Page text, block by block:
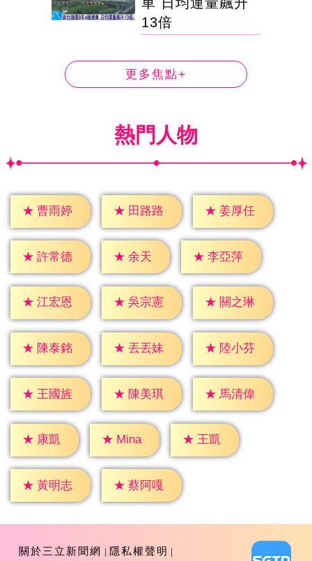
13倍
更多焦點+
熱門人物
★ 曹雨婷 ★ 田路路 ★ 姜厚任
★ 許常德 ★ 余天 ★ 李亞萍
★ 江宏恩 ★ 吳宗憲 ★ 關之琳
★ 陳泰銘 ★ 丟丟妹 ★ 陸小芬
★ 王國旌 ★ 陳美琪 ★ 馬清偉
★ 康凱 ★ Mina ★ 王凱
★ 黃明志 ★ 蔡阿嘎
關於三立新聞網 隱私權聲明